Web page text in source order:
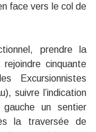
face vers le col de
prendre la
cinquante
Excursionnistes
suivre l’indication
un sentier
la traversée de